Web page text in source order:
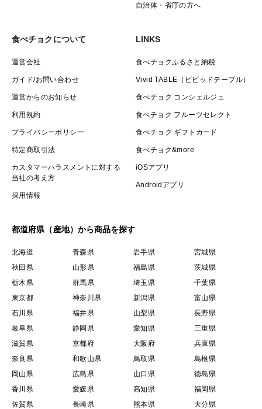
自治体・省庁の方へ
食べチョクについて
運営会社
ガイド/お問い合わせ
運営からのお知らせ
利用規約
プライバシーポリシー
特定商取引法
カスタマーハラスメントに対する
当社の考え方
採用情報
LINKS
食べチョクふるさと納税
Vivid TABLE（ビビッドテーブル）
食べチョク コンシェルジュ
食べチョク フルーツセレクト
食べチョク ギフトカード
食べチョク&more
iOSアプリ
Androidアプリ
都道府県（産地）から商品を探す
北海道 青森県 岩手県
宮城県
秋田県
山形県 福島県
茨城県
栃木県
群馬県 埼玉県
千葉県
東京都
神奈川県 新潟県
富山県
石川県
福井県 山梨県
長野県
岐阜県
静岡県 愛知県
三重県
滋賀県
京都府 大阪府
兵庫県
奈良県
和歌山県 鳥取県
島根県
岡山県
広島県 山口県
徳島県
香川県
愛媛県 高知県
福岡県
佐賀県
長崎県 熊本県 大分県